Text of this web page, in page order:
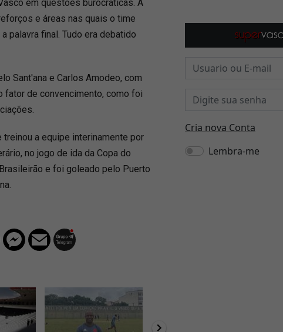
em questões burocráticas. A
e áreas nas quais o time
palavra final. Tudo era debatido
Sant'ana e Carlos Amodeo, com
fator de convencimento, como foi
a equipe interinamente por
no jogo de ida da Copa do
e foi goleado pelo Puerto